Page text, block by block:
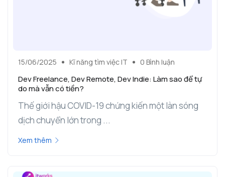
15/06/2025 Kĩ năng tìm việc IT 0 Bình luận
Dev Freelance, Dev Remote, Dev Indie: Làm sao để tự
do mà vẫn có tiền?
Thế giới hậu COVID-19 chứng kiến một làn sóng
dịch chuyển lớn trong ...
Xem thêm